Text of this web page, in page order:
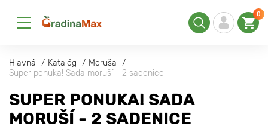
0
Hlavná Katalóg
Moruša
Super ponuka! Sada moruší - 2 sadenice
SUPER PONUKA! SADA
MORUŠÍ - 2 SADENICE